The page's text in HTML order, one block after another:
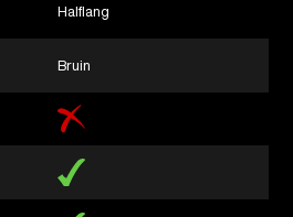
Halflang
Bruin